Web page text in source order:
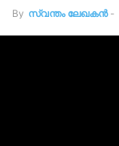
By സ്വന്തം ലേഖകന്‍ -